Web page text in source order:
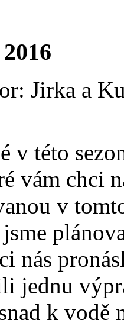
Jirka a
v této
vám chci
v
nás
jednu
k vodě